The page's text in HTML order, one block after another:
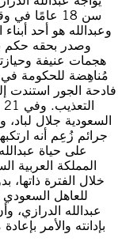
سن 18 عامًا
وعبدالله هو أحد
وصدر بحقه حكم
هجمات عنيفة
فادحة الجور استندت
السعودية جلال
جرائم زُعِم أنه
على حياة
المملكة العربية
خلال الفترة ذاتها،
للعاهل
عبدالله الدرازي،
بإدانته والأمر